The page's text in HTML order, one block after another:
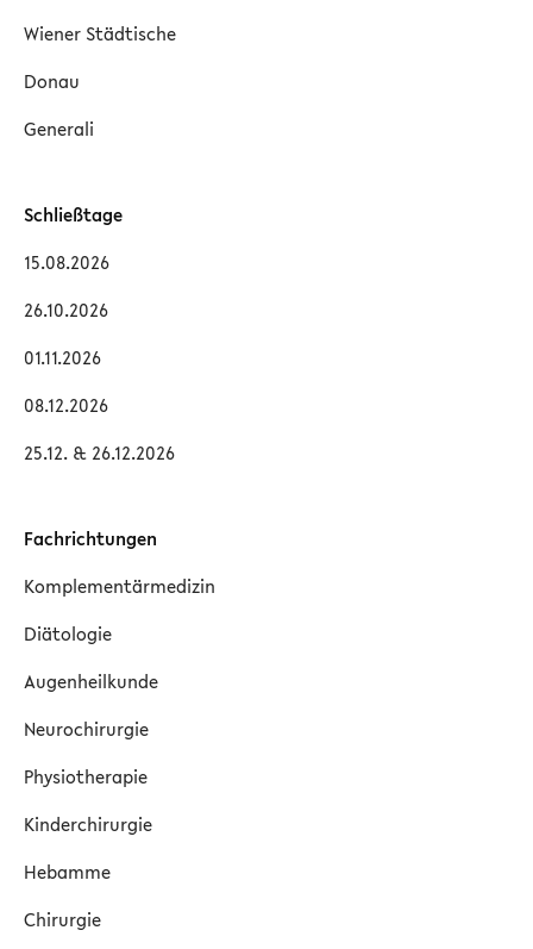
Wiener Städtische
Donau
Generali
Schließtage
15.08.2026
26.10.2026
01.11.2026
08.12.2026
25.12. & 26.12.2026
Fachrichtungen
Komplementärmedizin
Diätologie
Augenheilkunde
Neurochirurgie
Physiotherapie
Kinderchirurgie
Hebamme
Chirurgie